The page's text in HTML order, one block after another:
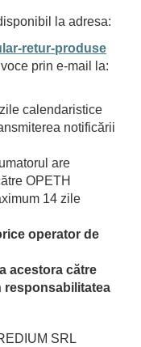
la adresa:
retur-produse
prin e-mail la:
calendaristice
notificării
are
OPETH
14 zile
operator de
acestora către
responsabilitatea
SRL